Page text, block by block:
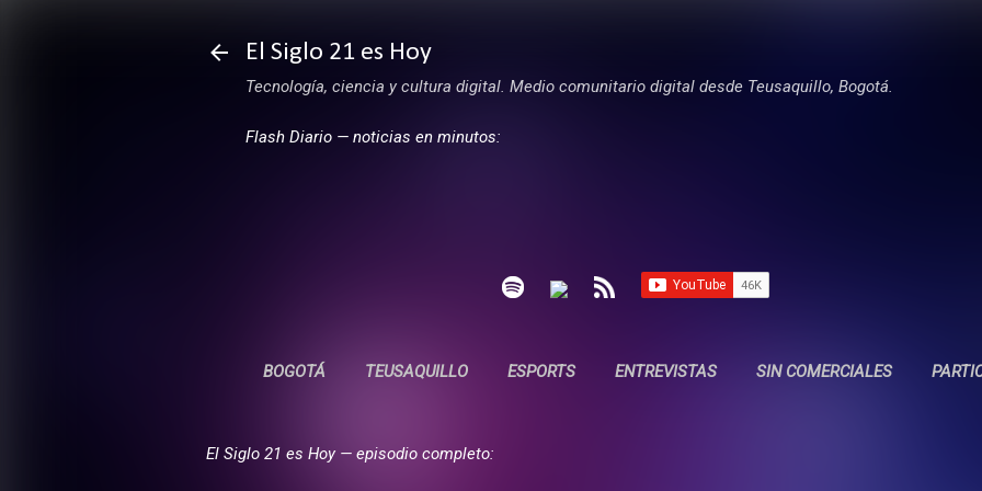
El Siglo 21 es Hoy
Tecnología, ciencia y cultura digital. Medio comunitario digital desde Teusaquillo, Bogotá.
Flash Diario — noticias en minutos:
BOGOTÁ TEUSAQUILLO ESPORTS ENTREVISTAS SIN COMERCIALES
El Siglo 21 es Hoy — episodio completo: